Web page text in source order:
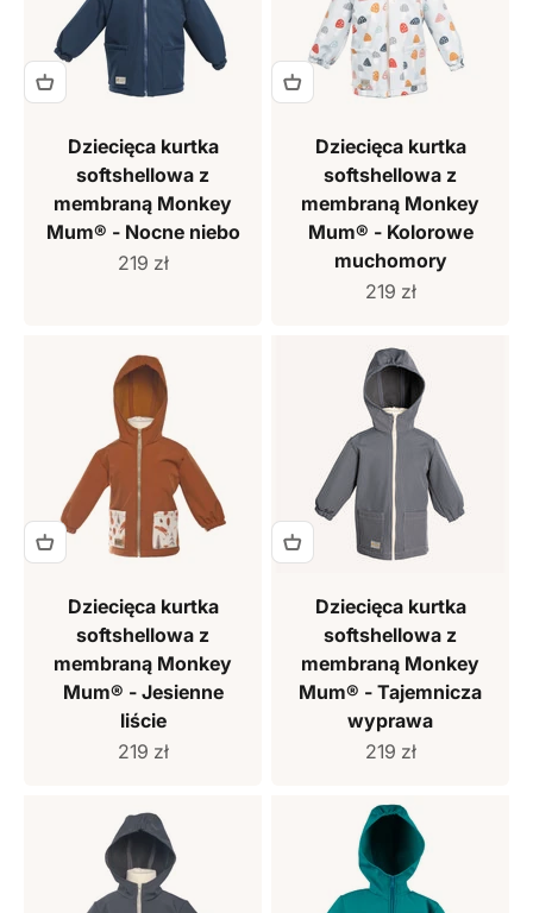
Dziecięca kurtka
softshellowa z
membraną Monkey
Mum® - Nocne niebo
Cena sprzedaży
219 zł
Dziecięca kurtka
softshellowa z
membraną Monkey
Mum® - Kolorowe
muchomory
Cena sprzedaży
219 zł
Dziecięca kurtka
softshellowa z
membraną Monkey
Mum® - Jesienne
liście
Cena sprzedaży
219 zł
Dziecięca kurtka
softshellowa z
membraną Monkey
Mum® - Tajemnicza
wyprawa
Cena sprzedaży
219 zł